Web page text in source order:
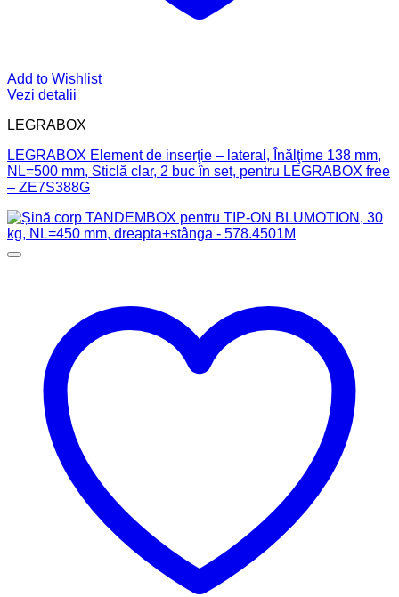
Add to Wishlist
Vezi detalii
LEGRABOX
LEGRABOX Element de inserţie – lateral, Înălţime 138 mm,
NL=500 mm, Sticlă clar, 2 buc în set, pentru LEGRABOX free
– ZE7S388G